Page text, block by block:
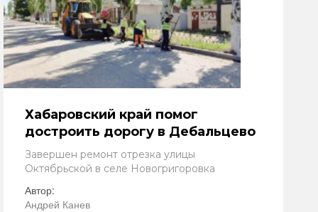
Хабаровский край помог
достроить дорогу в Дебальцево
Завершен ремонт отрезка улицы
Октябрьской в селе Новогригоровка
Автор:
Андрей Канев